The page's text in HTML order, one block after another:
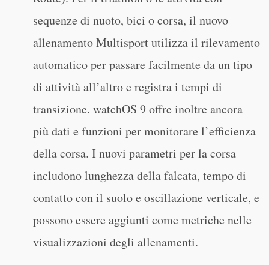
sequenze di nuoto, bici o corsa, il nuovo
allenamento Multisport utilizza il rilevamento
automatico per passare facilmente da un tipo
di attività all’altro e registra i tempi di
transizione. watchOS 9 offre inoltre ancora
più dati e funzioni per monitorare l’efficienza
della corsa. I nuovi parametri per la corsa
includono lunghezza della falcata, tempo di
contatto con il suolo e oscillazione verticale, e
possono essere aggiunti come metriche nelle
visualizzazioni degli allenamenti.